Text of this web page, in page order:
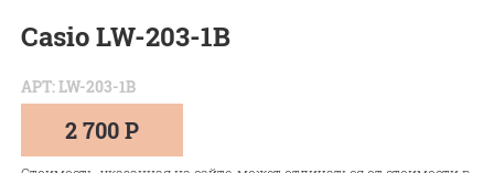
Casio LW-203-1B
АРТ: LW-203-1B
2 700 Р